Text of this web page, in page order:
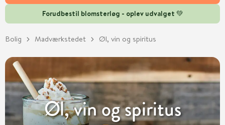
Forudbestil blomsterløg - oplev udvalget 💚
Bolig Madværkstedet Øl, vin og spiritus
Øl, vin og spiritus